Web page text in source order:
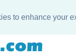
to enhance your